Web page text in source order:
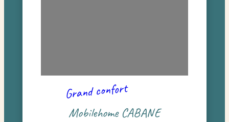
Grand confort
Mobilehome CABANE